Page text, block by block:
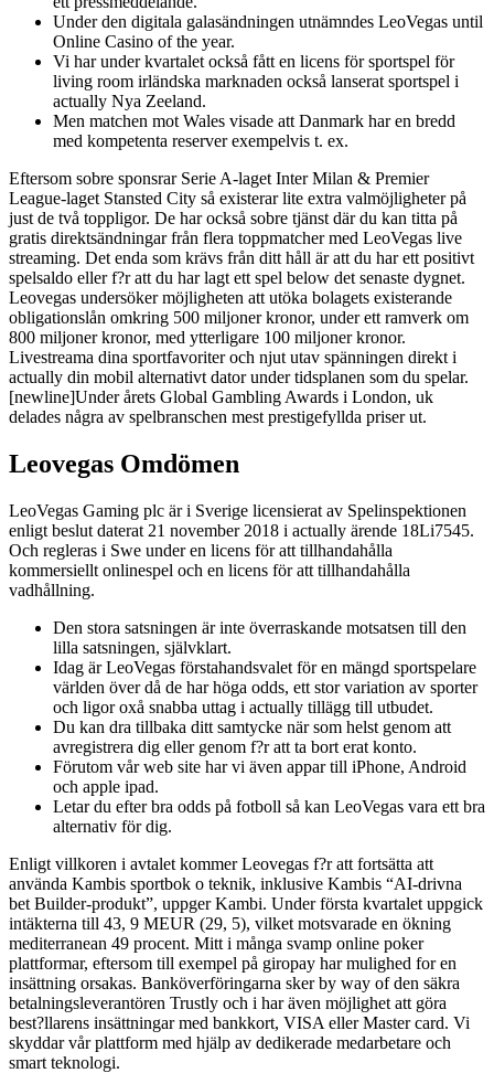
Under den digitala galasändningen utnämndes LeoVegas until
Online Casino of the year.
Vi har under kvartalet också fått en licens för sportspel för
living room irländska marknaden också lanserat sportspel i
actually Nya Zeeland.
Men matchen mot Wales visade att Danmark har en bredd
med kompetenta reserver exempelvis t. ex.
Eftersom sobre sponsrar Serie A-laget Inter Milan & Premier
League-laget Stansted City så existerar lite extra valmöjligheter på
just de två toppligor. De har också sobre tjänst där du kan titta på
gratis direktsändningar från flera toppmatcher med LeoVegas live
streaming. Det enda som krävs från ditt håll är att du har ett positivt
spelsaldo eller f?r att du har lagt ett spel below det senaste dygnet.
Leovegas undersöker möjligheten att utöka bolagets existerande
obligationslån omkring 500 miljoner kronor, under ett ramverk om
800 miljoner kronor, med ytterligare 100 miljoner kronor.
Livestreama dina sportfavoriter och njut utav spänningen direkt i
actually din mobil alternativt dator under tidsplanen som du spelar.
[newline]Under årets Global Gambling Awards i London, uk
delades några av spelbranschen mest prestigefyllda priser ut.
Leovegas Omdömen
LeoVegas Gaming plc är i Sverige licensierat av Spelinspektionen
enligt beslut daterat 21 november 2018 i actually ärende 18Li7545.
Och regleras i Swe under en licens för att tillhandahålla
kommersiellt onlinespel och en licens för att tillhandahålla
vadhållning.
Den stora satsningen är inte överraskande motsatsen till den
lilla satsningen, självklart.
Idag är LeoVegas förstahandsvalet för en mängd sportspelare
världen över då de har höga odds, ett stor variation av sporter
och ligor oxå snabba uttag i actually tillägg till utbudet.
Du kan dra tillbaka ditt samtycke när som helst genom att
avregistrera dig eller genom f?r att ta bort erat konto.
Förutom vår web site har vi även appar till iPhone, Android
och apple ipad.
Letar du efter bra odds på fotboll så kan LeoVegas vara ett bra
alternativ för dig.
Enligt villkoren i avtalet kommer Leovegas f?r att fortsätta att
använda Kambis sportbok o teknik, inklusive Kambis “AI-drivna
bet Builder-produkt”, uppger Kambi. Under första kvartalet uppgick
intäkterna till 43, 9 MEUR (29, 5), vilket motsvarade en ökning
mediterranean 49 procent. Mitt i många svamp online poker
plattformar, eftersom till exempel på giropay har mulighed for en
insättning orsakas. Banköverföringarna sker by way of den säkra
betalningsleverantören Trustly och i har även möjlighet att göra
best?llarens insättningar med bankkort, VISA eller Master card. Vi
skyddar vår plattform med hjälp av dedikerade medarbetare och
smart teknologi.